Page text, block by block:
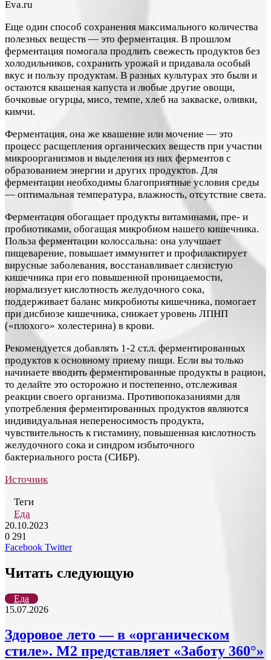
Eva.ru
Еще один способ сохранения максимального количества
полезных веществ — это ферментация. В прошлом
ферментация помогала продлить свежесть продуктов без
холодильников, сохранить урожай и придавала особый
вкус и пользу продуктам. В разных культурах это были и
остаются квашеная капуста и любые другие овощи,
бочковые огурцы, мисо, темпе, хлеб на закваске, оливки,
кимчи.
Ферментация, она же квашение или мочение — это
процесс расщепления органических веществ при участии
микроорганизмов и выделения из них ферментов с
образованием энергии и других продуктов. Для
ферментации необходимы благоприятные условия среды
— оптимальная температура, влажность, отсутствие света.
Ферментация обогащает продукты витаминами, пре- и
пробиотиками, обогащая микробиом нашего кишечника.
Польза ферментации колоссальна: она улучшает
пищеварение, повышает иммунитет и профилактирует
вирусные заболевания, восстанавливает слизистую
кишечника при его повышенной проницаемости,
нормализует кислотность желудочного сока,
поддерживает баланс микробиоты кишечника, помогает
при дисбиозе кишечника, снижает уровень ЛПНП
(«плохого» холестерина) в крови.
Рекомендуется добавлять 1-2 ст.л. ферментированных
продуктов к основному приему пищи. Если вы только
начинаете вводить ферментированные продукты в рацион,
то делайте это осторожно и постепенно, отслеживая
реакции своего организма. Противопоказаниями для
употребления ферментированных продуктов являются
индивидуальная непереносимость продукта,
чувствительность к гистамину, повышенная кислотность
желудочного сока и синдром избыточного
бактериального роста (СИБР).
Источник
Теги
Еда
20.10.2023
0 291
Facebook TwitterLinkedIn
Tumblr
Reddit
Вконтакте
Одноклассники
Skype
Messenger
Messenger
WhatsApp
Telegram
Viber
Line
Поделиться
почту
Печатать
Читать следующую
Еда
15.07.2026
Здоровое лето — в «органическом
стиле». М2 представляет «Заботу 360°»